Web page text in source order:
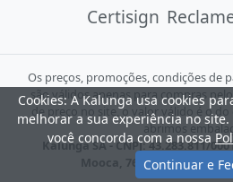
Certisign
Os preços, promoções, condições de
são válidos apenas para compras
de preço no site, o valor válido é o
abrimos
Kalunga SA - CNPJ: 43.283.811/
Mooca, 766 - São Paulo - SP
Cookies: A Kalunga usa cookies
melhorar a sua experiência no
você concorda com a nossa